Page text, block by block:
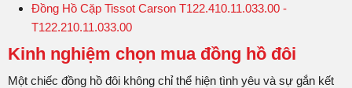
Đồng Hồ Cặp Tissot Carson T122.410.11.033.00 -
T122.210.11.033.00
Kinh nghiệm chọn mua đồng hồ đôi
Một chiếc đồng hồ đôi không chỉ thể hiện tình yêu và sự gắn kết